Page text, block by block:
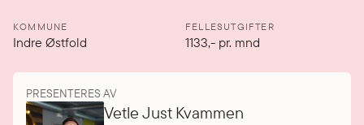
KOMMUNE
Indre Østfold
FELLESUTGIFTER
1133,- pr. mnd
PRESENTERES AV
Vetle Just Kvammen